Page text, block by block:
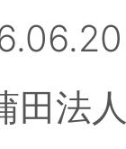
田法